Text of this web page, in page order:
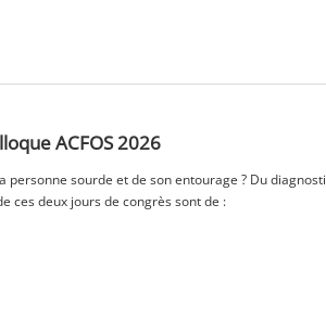
ACFOS 2026
personne sourde et de son entourage ? Du
ces deux jours de congrès sont de :